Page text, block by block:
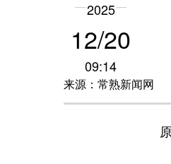
2025
12/20
09:14
来源：常熟新闻网